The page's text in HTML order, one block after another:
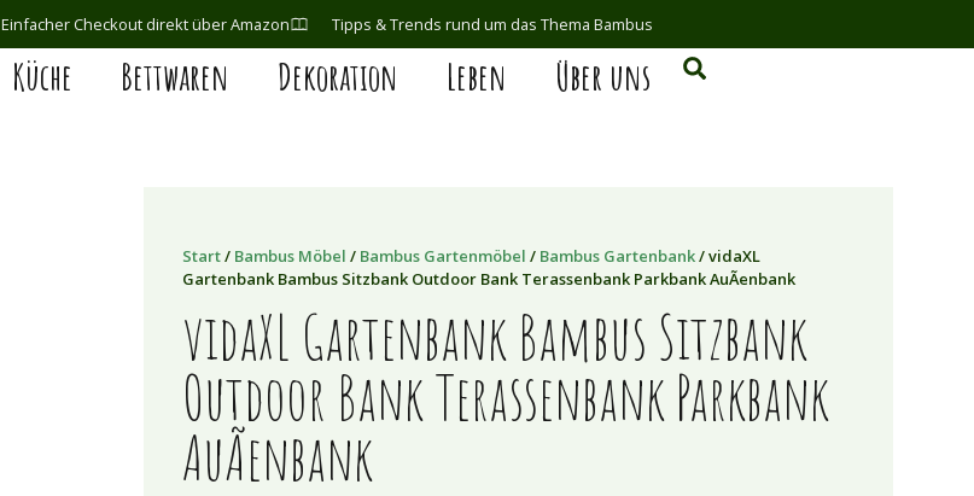
Einfacher Checkout direkt über Amazon Tipps & Trends rund um das Thema Bambus
Küche Bettwaren Dekoration Leben Über uns
Start/ Bambus Möbel / Bambus Gartenmöbel / Bambus Gartenbank/ vidaXL
Gartenbank Bambus Sitzbank Outdoor Bank Terassenbank Parkbank AuÃenbank
vidaXL Gartenbank Bambus Sitzbank
Outdoor Bank Terassenbank Parkbank
AuÃenbank